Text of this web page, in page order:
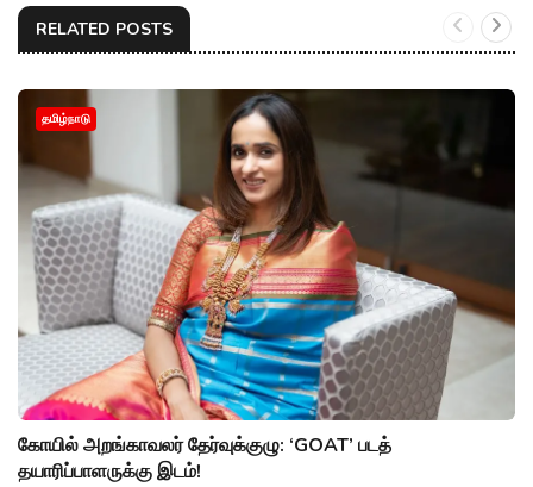
RELATED POSTS
தமிழ்நாடு
கோயில் அறங்காவலர் தேர்வுக்குழு: ‘GOAT’ படத்
தயாரிப்பாளருக்கு இடம்!